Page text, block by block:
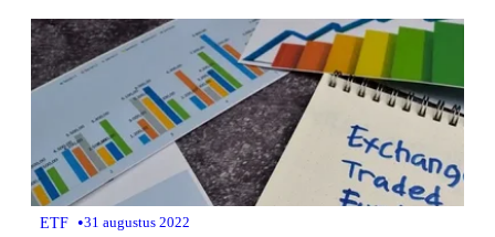
ETF •31 augustus 2022